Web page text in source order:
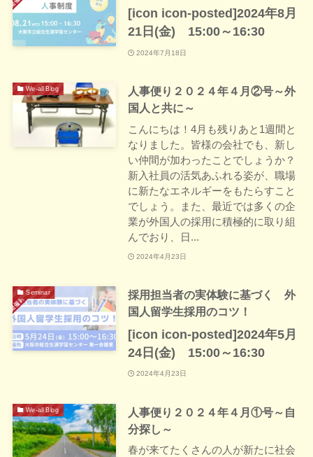
[icon icon-posted]2024年8月
21日(金) 15:00～16:30
2024年7月18日
We-all Blog
人事便り２０２４年４月②号～外
国人と共に～
こんにちは！4月も残りあと1週間と
なりました。皆様の会社でも、新し
い仲間が加わったことでしょうか？
新入社員の活気あふれる姿が、職場
に新たなエネルギーをもたらすこと
でしょう。また、最近では多くの企
業が外国人の採用に積極的に取り組
んでおり、日...
2024年4月23日
Seminar
採用担当者の実体験に基づく 外
国人留学生採用のコツ！
[icon icon-posted]2024年5月
24日(金) 15:00～16:30
2024年4月23日
We-all Blog
人事便り２０２４年４月①号～自
分探し～
春が来てたくさんの人が新たに社会